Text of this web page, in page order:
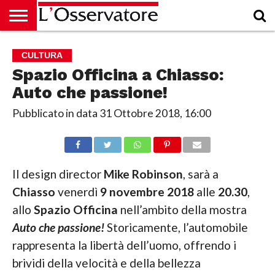
CULTURA
ECONOMIA
RUBRICHE
ARCHIVIO
PODCAST
ABBONAMENTO
CHI
SIAMO
ACCEDI
CULTURA
Spazio Officina a Chiasso:
Auto che passione!
Pubblicato in data 31 Ottobre 2018, 16:00
Il design director Mike Robinson, sarà a
Chiasso venerdì 9 novembre 2018 alle 20.30,
allo Spazio Officina nell’ambito della mostra
Auto che passione!Storicamente, l’automobile
rappresenta la libertà dell’uomo, offrendo i
brividi della velocità e della bellezza